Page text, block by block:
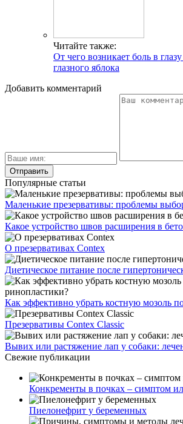
Читайте также:
От чего возникает боль в
глазного яблока
Добавить комментарий
Популярные статьи
Маленькие презервативы: проблемы
Какое устройство швов расширения в
О презервативах Contex
Диетическое питание после
Как эффективно убрать костную мозоль
Презервативы Contex Classic
Вывих или растяжение лап у собаки:
Свежие публикации
Конкременты в почках – симптом
Пиелонефрит у беременных